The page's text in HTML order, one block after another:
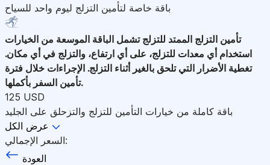
باقة خاصة لتأمين التزلج ليوم واحد للسياح
تأمين التزلج الممتد للتزلج تشمل الباقة الموسعة من الخيارات
استخدام أي معدات للتزلج، على أي ارتفاع، والتزلج في أي مكان.
تغطية الأضرار التي تلحق بالغير أثناء التزلج. الإجراءات خلال فترة
تأمين السفر بأكملها.
125 USD
باقة كاملة من خيارات التأمين للتزلج والتزحلق على الجليد
عرض الكل
السعر الإجمالي:
العودة